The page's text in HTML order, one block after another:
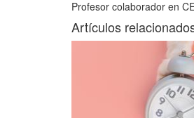
Profesor colaborador en
Artículos